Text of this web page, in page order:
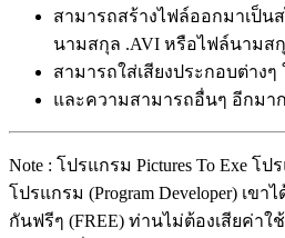
สามารถสร้างไฟล์ออกมาเป็น
นามสกุล .AVI หรือไฟล์นามส
สามารถใส่เสียงประกอบต่างๆ
และความสามารถอื่นๆ อีกมา
Note : โปรแกรม Pictures To Exe
โปรแกรม (Program Developer) เข
กันฟรีๆ (FREE) ท่านไม่ต้องเสียค่า